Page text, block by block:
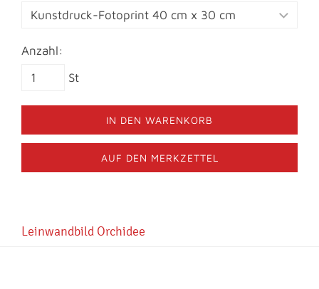
Anzahl:
St
IN DEN WARENKORB
AUF DEN MERKZETTEL
Leinwandbild Orchidee